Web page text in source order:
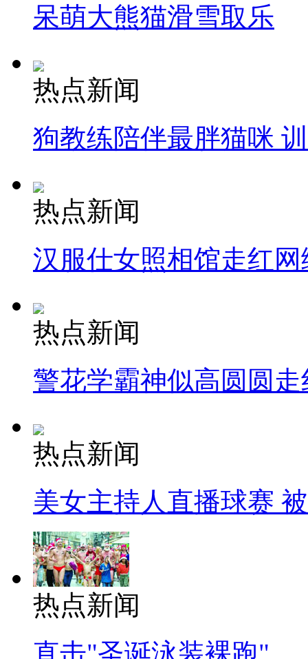
呆萌大熊猫滑雪取乐
热点新闻
狗教练陪伴最胖猫咪
热点新闻
汉服仕女照相馆走红网
热点新闻
警花学霸神似高圆圆走
热点新闻
美女主持人直播球赛
热点新闻
直击"圣诞泳装裸跑"